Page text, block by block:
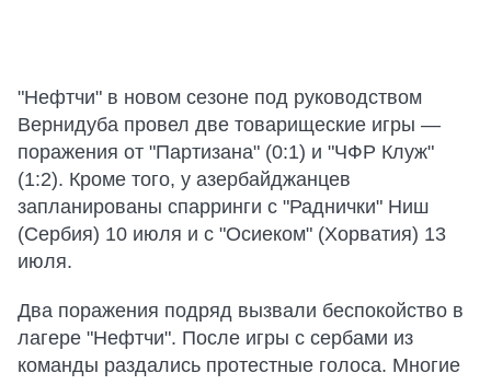
"Нефтчи" в новом сезоне под руководством
Вернидуба провел две товарищеские игры —
поражения от "Партизана" (0:1) и "ЧФР Клуж"
(1:2). Кроме того, у азербайджанцев
запланированы спарринги с "Раднички" Ниш
(Сербия) 10 июля и с "Осиеком" (Хорватия) 13
июля.
Два поражения подряд вызвали беспокойство в
лагере "Нефтчи". После игры с сербами из
команды раздались протестные голоса. Многие